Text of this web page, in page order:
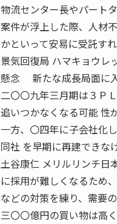
物流センター長やパート
案件が浮上した際、人材
かといって安易に受託す
景気回復局 ハマキョウレ
懸念 新たな成長局面に入
二〇〇九年三月期は３Ｐ
追いつかなくなる可能 性
一方、〇四年に子会社化
同社 を早期に再建できな
土谷康仁 メリルリンチ
に採用が難しくなるため
などの対策を練り、需要
三〇〇億円の買い物は高